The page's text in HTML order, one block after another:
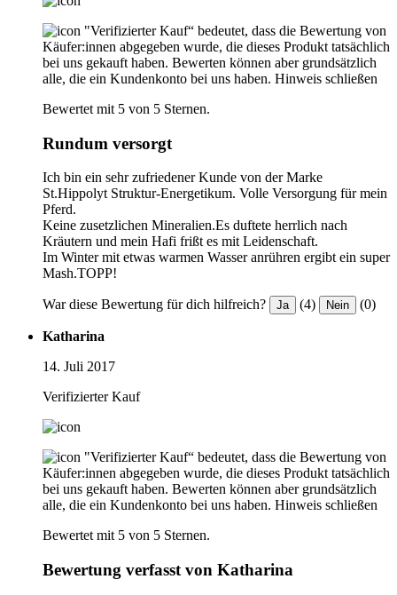
"Verifizierter Kauf“ bedeutet, dass die Bewertung von
Käufer:innen abgegeben wurde, die dieses Produkt tatsächlich
bei uns gekauft haben. Bewerten können aber grundsätzlich
alle, die ein Kundenkonto bei uns haben. Hinweis schließen
Bewertet mit 5 von 5 Sternen.
Rundum versorgt
Ich bin ein sehr zufriedener Kunde von der Marke
St.Hippolyt Struktur-Energetikum. Volle Versorgung für mein
Pferd.
Keine zusetzlichen Mineralien.Es duftete herrlich nach
Kräutern und mein Hafi frißt es mit Leidenschaft.
Im Winter mit etwas warmen Wasser anrühren ergibt ein super
Mash.TOPP!
War diese Bewertung für dich hilfreich? Ja (4) Nein (0)
Katharina
14. Juli 2017
Verifizierter Kauf
"Verifizierter Kauf“ bedeutet, dass die Bewertung von
Käufer:innen abgegeben wurde, die dieses Produkt tatsächlich
bei uns gekauft haben. Bewerten können aber grundsätzlich
alle, die ein Kundenkonto bei uns haben. Hinweis schließen
Bewertet mit 5 von 5 Sternen.
Bewertung verfasst von Katharina